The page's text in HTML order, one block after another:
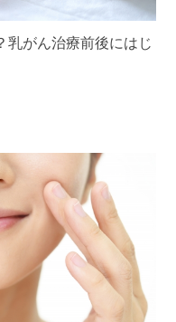
乳がん治療前後にはじ